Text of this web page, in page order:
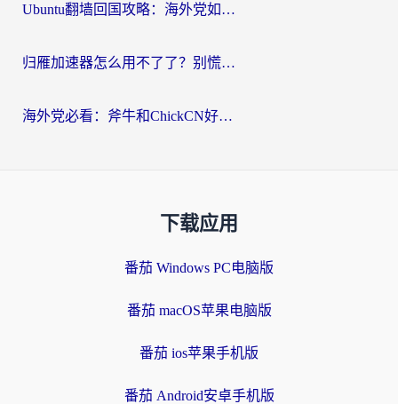
Ubuntu翻墙回国攻略：海外党如何选对加速器，无缝刷国内剧玩游戏？
归雁加速器怎么用不了了？别慌，这篇指南教你如何丝滑“回家”
海外党必看：斧牛和ChickCN好用吗？3款热门加速器实测+番茄加速器深度体验
下载应用
番茄 Windows PC电脑版
番茄 macOS苹果电脑版
番茄 ios苹果手机版
番茄 Android安卓手机版